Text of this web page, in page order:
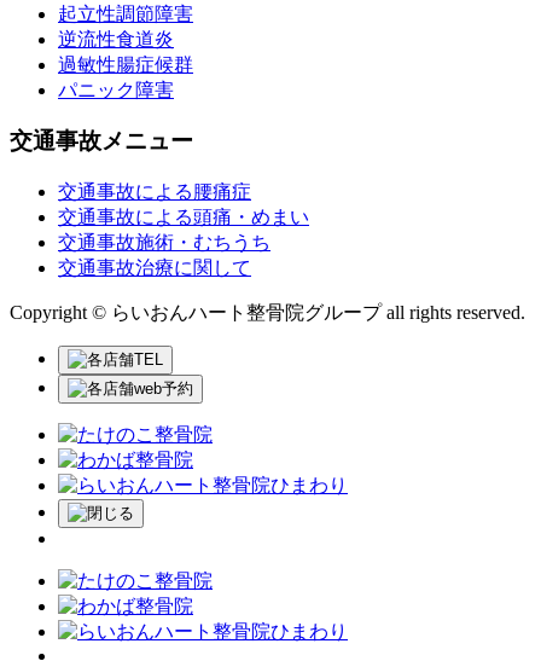
起立性調節障害
逆流性食道炎
過敏性腸症候群
パニック障害
交通事故メニュー
交通事故による腰痛症
交通事故による頭痛・めまい
交通事故施術・むちうち
交通事故治療に関して
Copyright © らいおんハート整骨院グループ all rights reserved.